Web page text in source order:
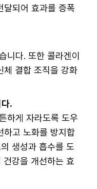
달되어 효과를 증폭
니다. 또한 콜라겐이
체 결합 조직을 강화
.
하게 자라도록 도우
하고 노화를 방지합
생성과 흡수를 도
강을 개선하는 효